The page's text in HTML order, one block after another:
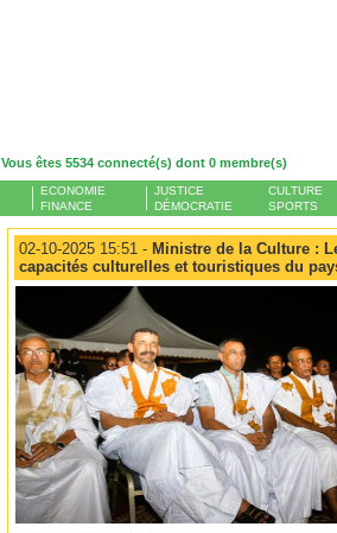
Vous êtes 5534 connecté(s) dont 0 membre(s)
ECONOMIE
FINANCE
JUSTICE
DÉMOCRATIE
CULTURE
SPORTS
02-10-2025 15:51 - Ministre de la Culture :
capacités culturelles et touristiques du